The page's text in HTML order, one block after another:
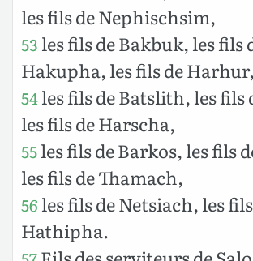
les fils de Nephischsim,
53 les fils de Bakbuk, les fils
Hakupha, les fils de Harhur,
54les fils de Batslith, les fils
les fils de Harscha,
55les fils de Barkos, les fils
les fils de Thamach,
56 les fils de Netsiach, les
Hathipha.